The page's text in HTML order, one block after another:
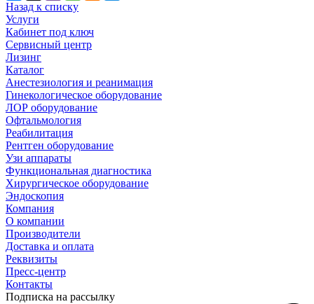
Назад к списку
Услуги
Кабинет под ключ
Сервисный центр
Лизинг
Каталог
Анестезиология и реанимация
Гинекологическое оборудование
ЛОР оборудование
Офтальмология
Реабилитация
Рентген оборудование
Узи аппараты
Функциональная диагностика
Хирургическое оборудование
Эндоскопия
Компания
О компании
Производители
Доставка и оплата
Реквизиты
Пресс-центр
Контакты
Подписка на рассылку